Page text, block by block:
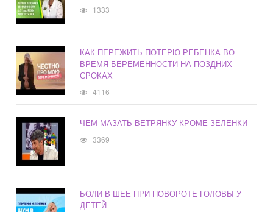
1333
КАК ПЕРЕЖИТЬ ПОТЕРЮ РЕБЕНКА ВО
ВРЕМЯ БЕРЕМЕННОСТИ НА ПОЗДНИХ
СРОКАХ
4116
ЧЕМ МАЗАТЬ ВЕТРЯНКУ КРОМЕ ЗЕЛЕНКИ
3369
БОЛИ В ШЕЕ ПРИ ПОВОРОТЕ ГОЛОВЫ У
ДЕТЕЙ